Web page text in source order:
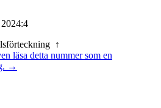
↑
läsa detta nummer som en
→